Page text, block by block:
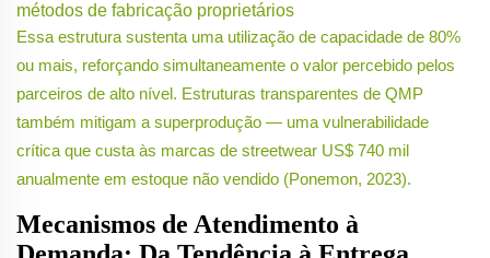
métodos de fabricação proprietários
Essa estrutura sustenta uma utilização de capacidade de 80%
ou mais, reforçando simultaneamente o valor percebido pelos
parceiros de alto nível. Estruturas transparentes de QMP
também mitigam a superprodução — uma vulnerabilidade
crítica que custa às marcas de streetwear US$ 740 mil
anualmente em estoque não vendido (Ponemon, 2023).
Mecanismos de Atendimento à